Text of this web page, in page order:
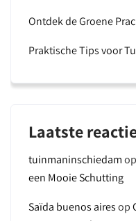
Ontdek de Groene
Praktische Tips voor
Laatste
tuinmaninschiedamop
een Mooie Schutting
Saïda buenos airesop